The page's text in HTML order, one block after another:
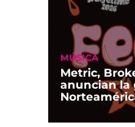
MÚSICA
Metric,
anuncian la